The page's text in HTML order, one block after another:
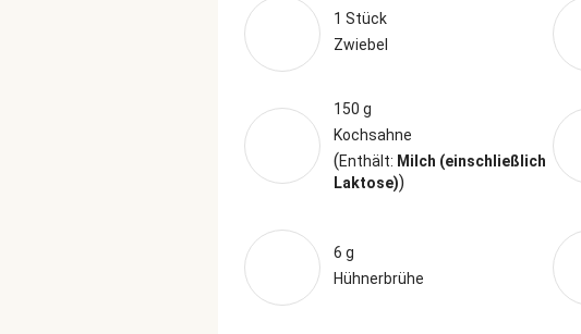
1 Stück
Zwiebel
150 g
Kochsahne
(Enthält: Milch (einschließlich
Laktose))
6 g
Hühnerbrühe